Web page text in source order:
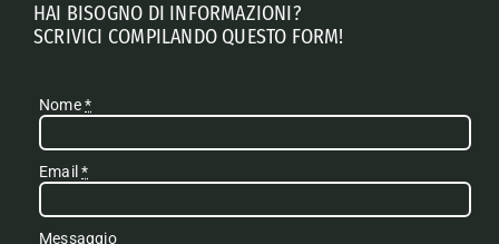
HAI BISOGNO DI INFORMAZIONI?
SCRIVICI COMPILANDO QUESTO FORM!
Nome*
Email*
Messaggio